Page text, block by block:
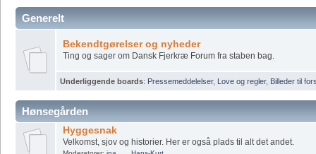
Generelt
Bekendtgørelser og nyheder
Ting og sager om Dansk Fjerkræ Forum fra staben bag.
Underliggende boards: Pressemeddelelser, Love og regler, Billeder til
Hønsegården
Hyggesnak
Velkomst, sjov og historier. Her er også plads til alt det andet.